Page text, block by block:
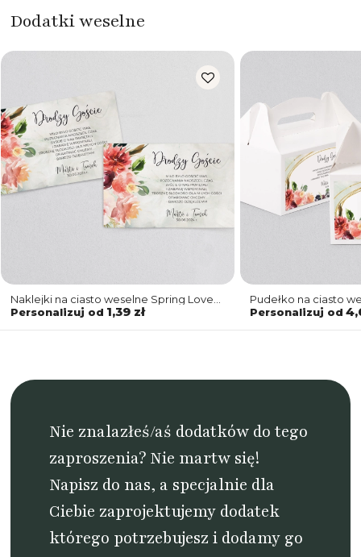
Dodatki weselne
Naklejki na ciasto weselne Spring Love
Motyw 6
Personalizuj od 1,39 zł
Pudełko na ciasto
Motyw 6
Personalizuj od
Nie znalazłeś/aś dodatków do tego
zaproszenia? Nie martw się!
Napisz do nas, a specjalnie dla
Ciebie zaprojektujemy dodatek
którego potrzebujesz i dodamy go